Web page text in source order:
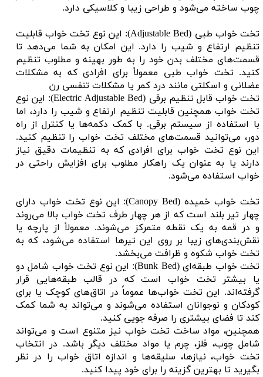
چوب ساخته می‌شود و طراحی زیبا و کلاسیکی دارد.
تخت خواب طبی (Adjustable Bed): این نوع تخت خواب قابلیت
تنظیم ارتفاع و شیب را دارد. این امکان به شما می‌دهد تا
قسمت‌های مختلف بدن خود را به طور بهینه و مطلوب تنظیم
کنید. تخت خواب طبی معمولاً برای افرادی که به مشکلات
عضلانی و اسکلتی مانند درد کمر یا مشکلات تنفسی رن
تخت خواب قابل تنظیم برقی (Electric Adjustable Bed): این نوع
تخت خواب همچنین قابلیت تنظیم ارتفاع و شیب را دارد، اما
با استفاده از سیستم برقی. با کمک دکمه‌ها یا کنترل از راه
دور، می‌توانید قسمت‌های مختلف تخت خواب را تنظیم کنید.
این نوع تخت خواب برای افرادی که به تنظیمات دقیق نیاز
دارند یا به عنوان یک راهکار مطلوب برای افزایش راحتی در
خواب استفاده می‌شود.
تخت خواب خمیده (Canopy Bed): این نوع تخت خواب دارای
چهار تیر بلند است که از هر چهار طرف تخت خواب بالا می‌روند
و در قمه به یک نقطه متمرکز می‌شوند. معمولاً از پارچه یا
نقش‌بندی‌های زیبا بر روی این تیرها استفاده می‌شود، که به
تخت خواب شکوه و ظرافت می‌بخشد.
تخت خواب طبقه‌ای (Bunk Bed): این نوع تخت خواب شامل دو
یا بیشتر تخت خواب است که در قالب طبقه‌هایی قرار
گرفته‌اند. این تخت خواب‌ها عموماً در اتاق‌های کوچک یا برای
کودکان و نوجوانان استفاده می‌شوند و می‌تواند به شما کمک
کند تا فضای بیشتری را صرفه جویی کنید.
همچنین، مواد ساخت تخت خواب نیز متنوع است و می‌تواند
شامل چوب، فلز، چرم یا مواد مختلف دیگر باشد. در انتخاب
تخت خواب، نیازها، سلیقه‌ها و اندازه اتاق خواب را در نظر
بگیرید تا بهترین گزینه را برای خود پیدا کنید.